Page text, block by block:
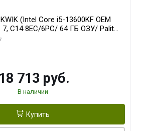
(Intel Core i5-13600KF OEM
7, C14 8EC/6PC/ 64 ГБ ОЗУ/ Palit
OC 16GB GDDR7 256bit 3xDP
713 руб.
В наличии
Купить